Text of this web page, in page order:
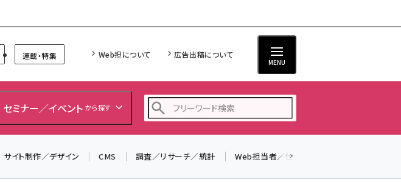
連載・特集 Web担について 広告出稿について
MENU
セミナー／イベント から探す
サイト制作／デザイン CMS 調査／リサーチ／統計 Web担当者／仕事